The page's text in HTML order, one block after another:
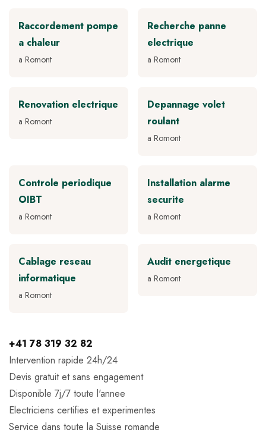
Raccordement pompe
a chaleur
a Romont
Recherche panne
electrique
a Romont
Renovation electrique
a Romont
Depannage volet
roulant
a Romont
Controle periodique
OIBT
a Romont
Installation alarme
securite
a Romont
Cablage reseau
informatique
a Romont
Audit energetique
a Romont
+41 78 319 32 82
Intervention rapide 24h/24
Devis gratuit et sans engagement
Disponible 7j/7 toute l'annee
Electriciens certifies et experimentes
Service dans toute la Suisse romande